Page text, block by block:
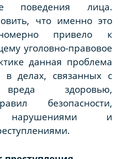
поведения лица.
что именно это
привело к
уголовно-правовое
данная проблема
в делах, связанных с
здоровью,
безопасности,
нарушениями и